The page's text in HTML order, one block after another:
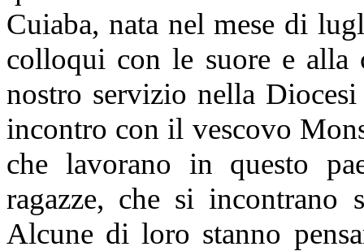
Cuiaba, nata nel mese di
colloqui con le suore e alla
nostro servizio nella
incontro con il vescovo
che lavorano in questo
ragazze, che si incontrano
Alcune di loro stanno